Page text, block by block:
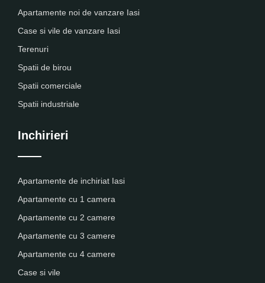
Apartamente noi de vanzare Iasi
Case si vile de vanzare Iasi
Terenuri
Spatii de birou
Spatii comerciale
Spatii industriale
Inchirieri
Apartamente de inchiriat Iasi
Apartamente cu 1 camera
Apartamente cu 2 camere
Apartamente cu 3 camere
Apartamente cu 4 camere
Case si vile